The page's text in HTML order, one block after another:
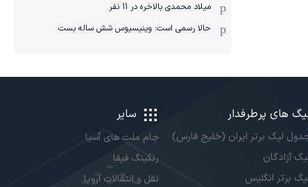
میلاد محمدی بالاخره در 11 نفر
حالا رسمی است: وینیسیوس شش ساله بست
های پرطرفدار
لیگ برتر ایران (خلیج فارس)
آزادگان
برتر انگلیس
سایر
جام ملت های آسیا
رنکینگ فیفا
نقل و انتقالات اروپا